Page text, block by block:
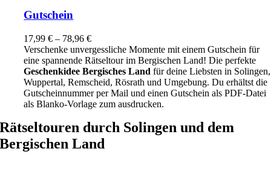
auf.
Die
Optionen
können
auf
der
gewählt
werden
Gutschein
17,99€ – 78,96€
Verschenke unvergessliche Momente mit einem Gutschein für
eine spannende Rätseltour im Bergischen Land! Die perfekte
Geschenkidee Bergisches Land für deine Liebsten in Solingen,
Wuppertal, Remscheid, Rösrath und Umgebung. Du erhältst die
Gutscheinnummer per Mail und einen Gutschein als PDF-Datei
als Blanko-Vorlage zum ausdrucken.
Rätseltouren durch Solingen und dem
Bergischen Land